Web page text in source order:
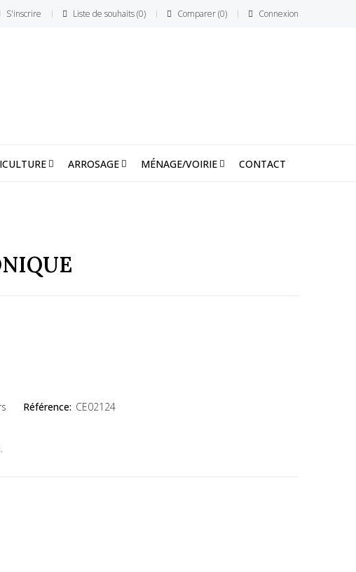
S'inscrire Liste de souhaits 0 Comparer 0 Connexion
ARROSAGE MÉNAGE/VOIRIE CONTACT
Référence: CE02124